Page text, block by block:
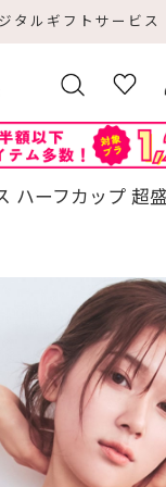
タルギフトサービス
ハーフカップ 超